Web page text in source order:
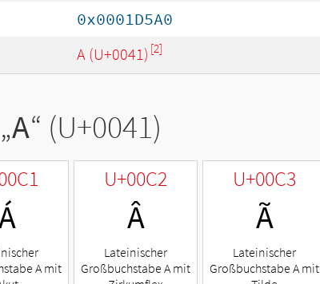
0x0001D5A0
A (U+0041) [2]
A“ (U+0041)
A mit
U+00C2
Â
Lateinischer
Großbuchstabe A mit
U+00C3
Ã
Lateinischer
Großbuchstabe A mit